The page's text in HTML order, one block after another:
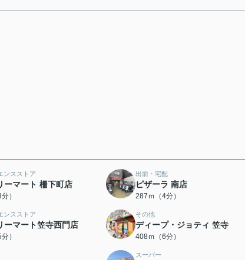
ンスストア
ーマート 柵下町店
）
出前・宅配
ピザーラ 南店
287ｍ（4分）
ンスストア
ーマート笠寺西門店
）
その他
ディープ・ジョティ 笠寺
408ｍ（6分）
スーパー